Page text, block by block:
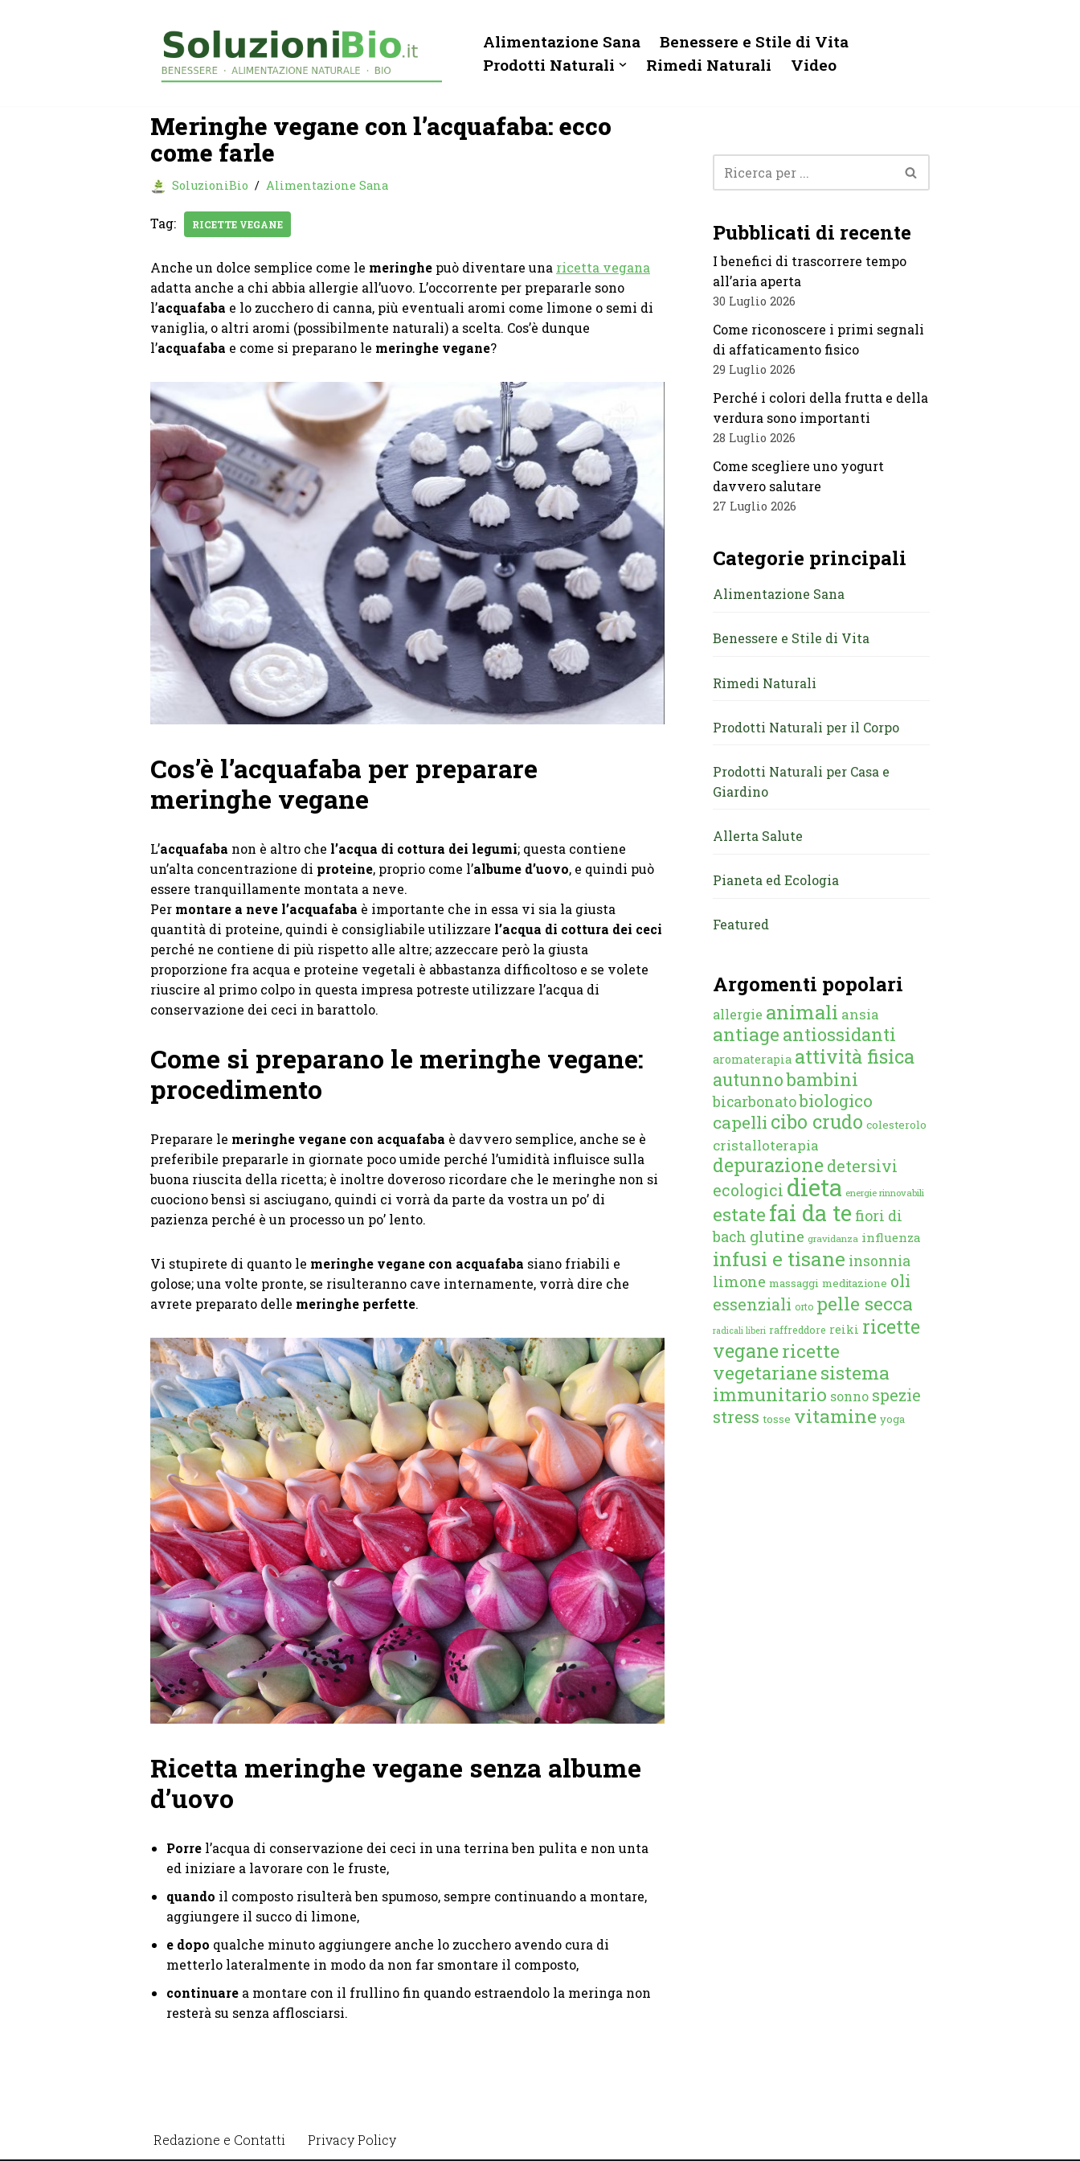
Alimentazione Sana
Benessere e Stile di Vita
Prodotti Naturali
Rimedi Naturali Video
Meringhe vegane con l’acquafaba: ecco
come farle
SoluzioniBio Alimentazione Sana
Tag: RICETTE VEGANE
Anche un dolce semplice come le meringhe può diventare una ricetta vegana
adatta anche a chi abbia allergie all’uovo. L’occorrente per prepararle sono
l’acquafaba e lo zucchero di canna, più eventuali aromi come limone o semi di
vaniglia, o altri aromi (possibilmente naturali) a scelta. Cos’è dunque
l’acquafaba e come si preparano le meringhe vegane?
Cos’è l’acquafaba per preparare
meringhe vegane
L’acquafaba non è altro che l’acqua di cottura dei legumi; questa contiene
un’alta concentrazione di proteine, proprio come l’albume d’uovo, e quindi può
essere tranquillamente montata a neve.
Per montare a neve l’acquafaba è importante che in essa vi sia la giusta
quantità di proteine, quindi è consigliabile utilizzare l’acqua di cottura dei ceci
perché ne contiene di più rispetto alle altre; azzeccare però la giusta
proporzione fra acqua e proteine vegetali è abbastanza difficoltoso e se volete
riuscire al primo colpo in questa impresa potreste utilizzare l’acqua di
conservazione dei ceci in barattolo.
Come si preparano le meringhe vegane:
procedimento
Preparare le meringhe vegane con acquafaba è davvero semplice, anche se è
preferibile prepararle in giornate poco umide perché l’umidità influisce sulla
buona riuscita della ricetta; è inoltre doveroso ricordare che le meringhe non si
cuociono bensì si asciugano, quindi ci vorrà da parte da vostra un po’ di
pazienza perché è un processo un po’ lento.
Vi stupirete di quanto le meringhe vegane con acquafaba siano friabili e
golose; una volte pronte, se risulteranno cave internamente, vorrà dire che
avrete preparato delle meringhe perfette.
Ricetta meringhe vegane senza albume
d’uovo
Porre l’acqua di conservazione dei ceci in una terrina ben pulita e non unta
ed iniziare a lavorare con le fruste,
quando il composto risulterà ben spumoso, sempre continuando a montare,
aggiungere il succo di limone,
e dopo qualche minuto aggiungere anche lo zucchero avendo cura di
metterlo lateralmente in modo da non far smontare il composto,
continuare a montare con il frullino fin quando estraendolo la meringa non
resterà su senza afflosciarsi.
Pubblicati di recente
I benefici di trascorrere tempo
all’aria aperta
30 Luglio 2026
Come riconoscere i primi segnali
di affaticamento fisico
29 Luglio 2026
Perché i colori della frutta e della
verdura sono importanti
28 Luglio 2026
Come scegliere uno yogurt
davvero salutare
27 Luglio 2026
Categorie principali
Alimentazione Sana
Benessere e Stile di Vita
Rimedi Naturali
Prodotti Naturali per il Corpo
Prodotti Naturali per Casa e
Giardino
Allerta Salute
Pianeta ed Ecologia
Featured
Argomenti popolari
allergie animali ansia
antiage antiossidanti
aromaterapia attività fisica
autunnobambini
bicarbonatobiologico
capelli cibo crudo colesterolo
cristalloterapia
depurazione detersivi
ecologici dieta energie rinnovabili
estate fai da te fiori di
bach glutine gravidanza influenza
infusi e tisane insonnia
limone massaggi meditazione oli
essenziali orto pelle secca
radicali liberi raffreddore reiki ricette
veganericette
vegetariane sistema
immunitario sonno spezie
stress tosse vitamine yoga
Redazione e Contatti Privacy Policy